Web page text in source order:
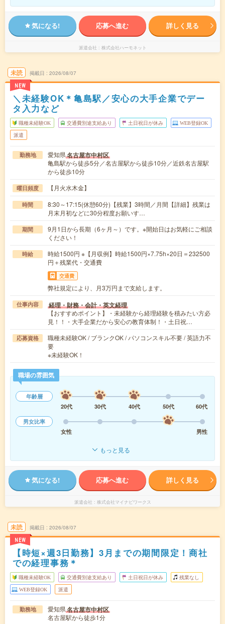
気になる! 応募へ進む 詳しく見る
派遣会社 株式会社ハーモネット
未読
NEW
掲載日 2026/08/07
＼未経験OK＊亀島駅／安心の大手企業でデー
タ入力など
職種未経験OK 交通費別途支給あり 土日祝日が休み WEB登録OK
派遣
勤務地 愛知県名古屋市中村区
亀島駅から徒歩5分／名古屋駅から徒歩10分／近鉄名古屋駅
から徒歩10分
曜日頻度 【月火水木金】
時間
8:30～17:15(休憩60分)【残業】3時間／月間【詳細】残業は
月末月初などに30分程度お願いす…
期間
9月1日から長期（6ヶ月～）です。※開始日はお気軽にご相談
ください！
時給
時給1500円 ※【月収例】時給1500円×7.75h×20日＝232500
円＋残業代・交通費
交通費
弊社規定により、月3万円まで支給します。
仕事内容 経理・財務・会計・英文経理
【おすすめポイント】・未経験から経理経験を積みたい方必
見！！・大手企業だから安心の教育体制！・土日祝…
応募資格
職種未経験OK / ブランクOK / パソコンスキル不要 / 英語力不
要
※未経験OK！
職場の雰囲気
年齢層
20代
30代 40代 50代
60代
男女比率
女性
男性
もっと見る
気になる! 応募へ進む 詳しく見る
派遣会社 株式会社マイナビワークス
未読
NEW
掲載日 2026/08/07
【時短×週3日勤務】3月までの期間限定！商社
での経理事務＊
職種未経験OK 交通費別途支給あり 土日祝日が休み 残業なし
WEB登録OK 派遣
勤務地 愛知県名古屋市中村区
名古屋駅から徒歩1分